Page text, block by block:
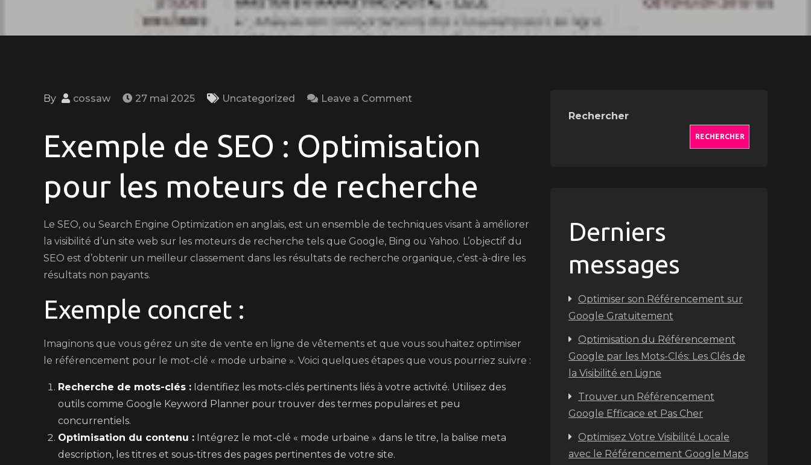
By cossaw 27 mai 2025 Uncategorized Leave a Comment
:
Exemple
Pratique
Exemple de SEO : Optimisation
pour les moteurs de recherche
Le SEO, ou Search Engine Optimization en anglais, est un ensemble de techniques visant à améliorer
la visibilité d’un site web sur les moteurs de recherche tels que Google, Bing ou Yahoo. L’objectif du
SEO est d’obtenir un meilleur classement dans les résultats de recherche organique, c’est-à-dire les
résultats non payants.
Exemple concret :
Imaginons que vous gérez un site de vente en ligne de vêtements et que vous souhaitez optimiser
le référencement pour le mot-clé « mode urbaine ». Voici quelques étapes que vous pourriez suivre :
Recherche de mots-clés : Identifiez les mots-clés pertinents liés à votre activité. Utilisez des
outils comme Google Keyword Planner pour trouver des termes populaires et peu
concurrentiels.
Optimisation du contenu : Intégrez le mot-clé « mode urbaine » dans le titre, la balise meta
description, les titres et sous-titres des pages pertinentes de votre site.
Rechercher
RECHERCHER
Derniers
messages
Optimiser son Référencement sur
Google Gratuitement
Optimisation du Référencement
Google par les Mots-Clés: Les Clés de
la Visibilité en Ligne
Trouver un Référencement
Google Efficace et Pas Cher
Optimisez Votre Visibilité Locale
avec le Référencement Google Maps